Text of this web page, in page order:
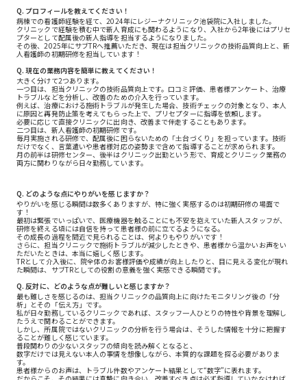
Q. プロフィールを教えてください！
病棟での看護師経験を経て、2024年にレジーナクリニック池袋院に入社しました。
クリニックで経験を積む中で新人育成にも関わるようになり、入社から2年後にはプリセ
プターとして配属後の新人指導を担当するようになりました。
その後、2025年にサブTRへ推薦いただき、現在は担当クリニックの技術品質向上と、新
人看護師の初期研修を担当しています！
Q. 現在の業務内容を簡単に教えてください！
大きく分けて2つあります。
一つ目は、担当クリニックの技術品質向上です。口コミ評価、患者様アンケート、治療
トラブルなどを分析し、改善のための介入を行っています。
例えば、治療における施術トラブルが発生した場合、技術チェックの対象となり、本人
に原因と再発防止策を考えてもらった上で、プリセプターに指導を依頼します。
必要に応じて直接クリニックに出向き、改善まで伴走することもあります。
二つ目は、新人看護師の初期研修です。
毎月実施される研修で、配属後に困らないための「土台づくり」を担っています。技術
だけでなく、言葉遣いや患者様対応の姿勢まで含めて指導することが求められます。
月の前半は研修センター、後半はクリニック出勤という形で、育成とクリニック業務の
両方に関わりながら日々勤務しています。
Q. どのような点にやりがいを感じますか？
やりがいを感じる瞬間は数多くありますが、特に強く実感するのは初期研修の場面で
す！
最初は緊張でいっぱいで、医療機器を触ることにも不安を抱えていた新人スタッフが、
研修を終える頃には自信を持って患者様の前に立てるようになる。
その成長の過程を間近で見られることは、何よりもやりがいです！
さらに、担当クリニックで施術トラブルが減少したときや、患者様から温かいお声をい
ただいたときは、本当に嬉しく感じます。
TRとして介入後に、院全体のお客様評価や成績が向上したりと、目に見える変化が現れ
た瞬間は、サブTRとしての役割の意義を強く実感できる瞬間です。
Q. 反対に、どのような点が難しいと感じますか？
最も難しさを感じるのは、担当クリニックの品質向上に向けたモニタリング後の「分
析」とその「伝え方」です。
私が日々勤務しているクリニックであれば、スタッフ一人ひとりの特性や背景を理解し
たうえで関わることができます。
しかし、所属院ではないクリニックの分析を行う場合は、そうした情報を十分に把握す
ることが難しく感じています。
普段関わりの少ないスタッフの傾向を読み解くとなると、
数字だけでは見えない本人の事情を想像しながら、本質的な課題を探る必要がありま
す。
患者様からのお声は、トラブル件数やアンケート結果として“数字”に表れます。